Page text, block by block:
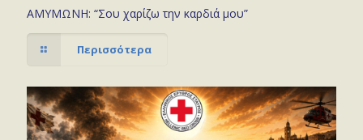
ΑΜΥΜΩΝΗ: “Σου χαρίζω την καρδιά μου”
Περισσότερα